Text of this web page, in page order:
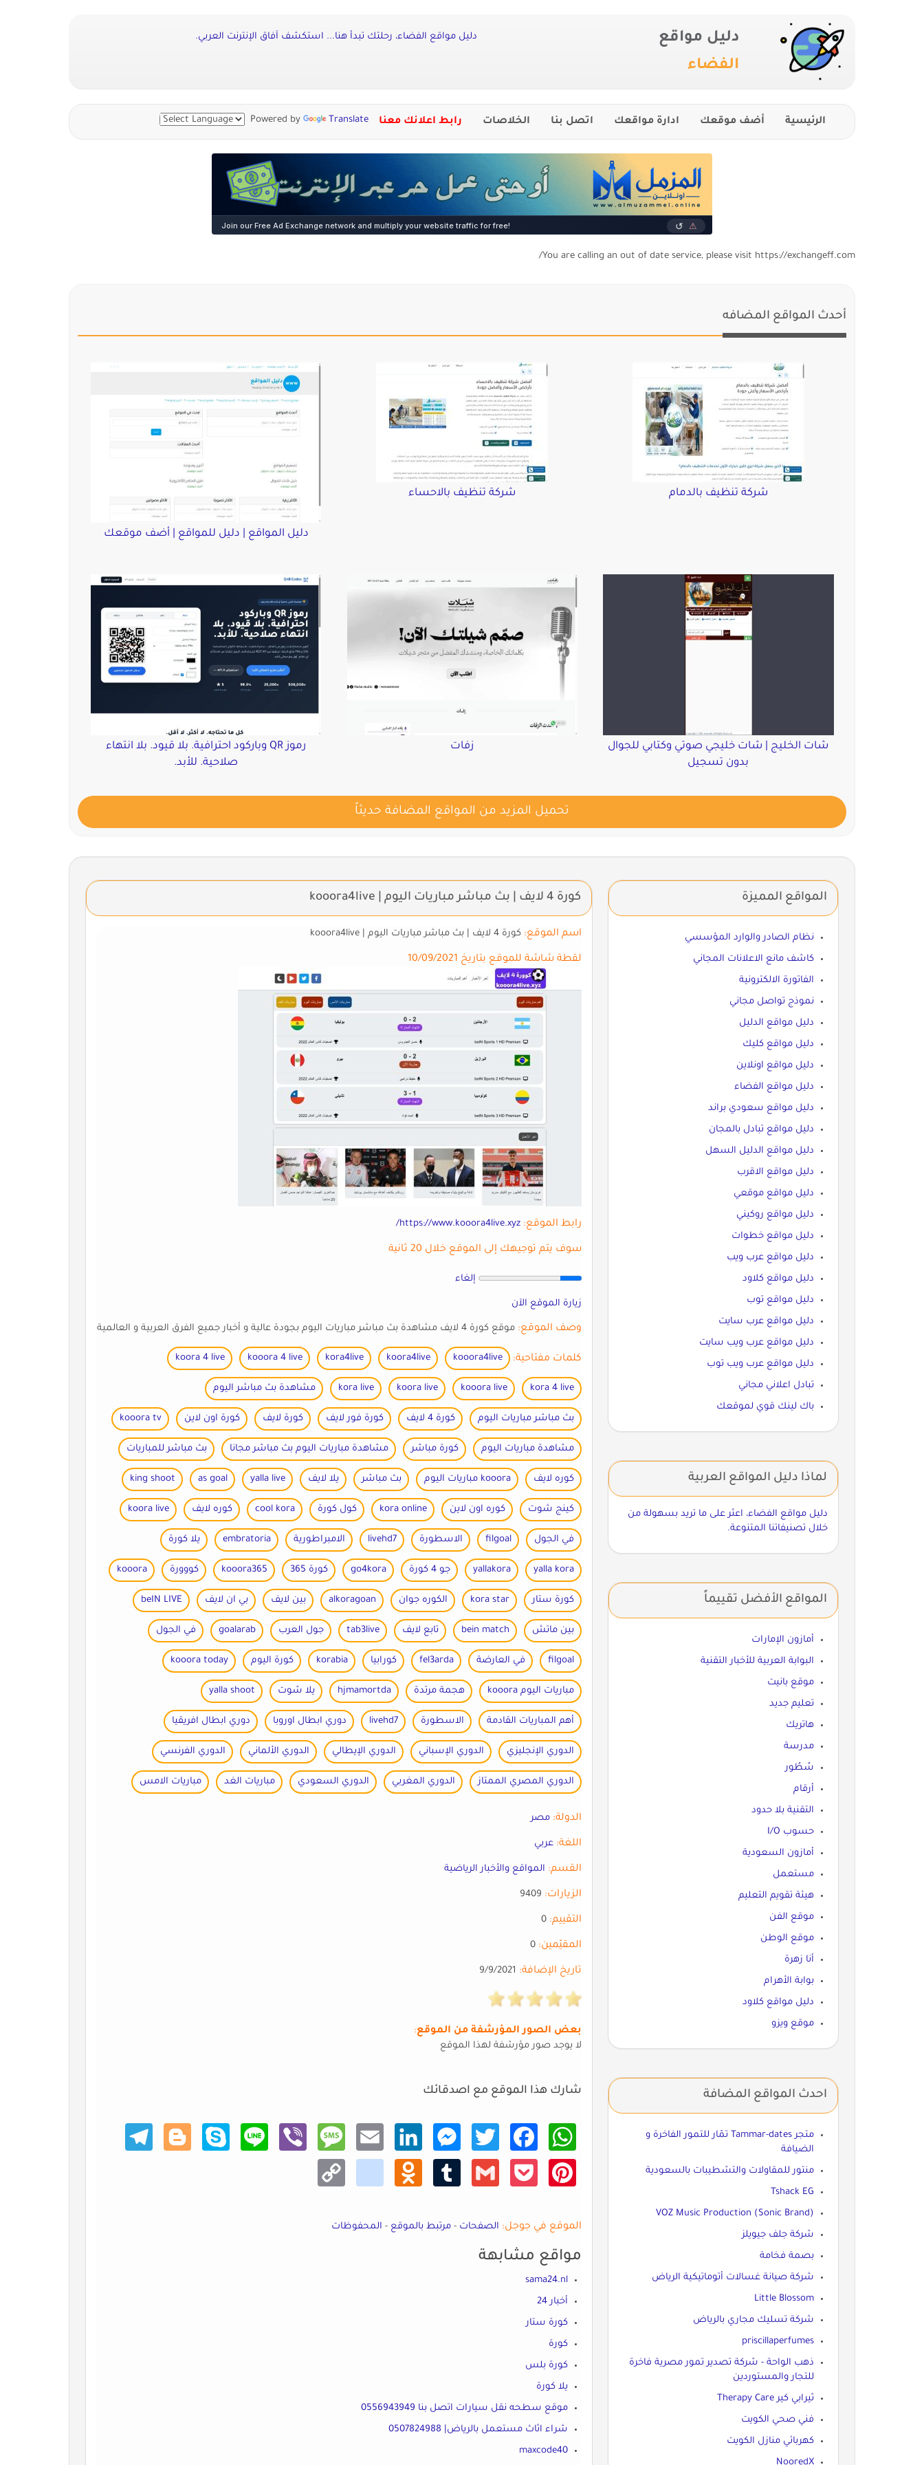
دليل مواقع
الفضاء
دليل مواقع الفضاء، رحلتك تبدأ هنا... استكشف آفاق الإنترنت العربي.
الرئيسية أضف موقعك ادارة مواقعك اتصل بنا الخلاصات رابط اعلانك معنا Powered by Translate
You are calling an out of date service, please visit https://exchangeff.com/
أحدث المواقع المضافه
شركة تنظيف بالدمام شركة تنظيف بالاحساء
دليل المواقع | دليل للمواقع | أضف موقعك
شات الخليج | شات خليجي صوتي وكتابي للجوال
بدون تسجيل
زفات
رموز QR وباركود احترافية. بلا قيود. بلا انتهاء
صلاحية. للأبد.
تحميل المزيد من المواقع المضافة حديثاً
كورة 4 لايف | بث مباشر مباريات اليوم | kooora4live
اسم الموقع: كورة 4 لايف | بث مباشر مباريات اليوم | kooora4live
لقطة شاشة للموقع بتاريخ 10/09/2021
رابط الموقع: https://www.kooora4live.xyz/
سوف يتم توجيهك إلى الموقع خلال 20 ثانية
إلغاء
زيارة الموقع الآن
وصف الموقع: موقع كورة 4 لايف مشاهدة بث مباشر مباريات اليوم بجودة عالية و أخبار جميع الفرق العربية و العالمية
كلمات مفتاحية: kooora4live
koora4live
kora4live
kooora 4 live
koora 4 live
kora 4 live
kooora live
koora live
kora live مشاهدة بث مباشر اليوم
بث مباشر مباريات اليوم كورة 4 لايف كورة فور لايف كورة لايف كورة اون لاين kooora tv
مشاهدة مباريات اليوم كورة مباشر مشاهدة مباريات اليوم بث مباشر مجانا بث مباشر للمباريات
كوره لايف kooora مباريات اليوم بث مباشر يلا لايف yalla live
as goal
king shoot
كينج شوت كوره اون لاين kora online كول كورة cool kora كوره لايف koora live
في الجول filgoal الاسطورة livehd7 الامبراطورية embratoria يلا كورة
yalla kora
yallakora جو 4 كورة go4kora كورة 365 kooora365 كووورة kooora
كورة ستار kora star الكوره جوان alkoragoan بين لايف بي ان لايف beIN LIVE
بين ماتش bein match تابع لايف tab3live جول العرب goalarab في الجول
filgoal في العارضة fel3arda كورابيا korabia كورة اليوم kooora today
مباريات اليوم kooora هجمة مرتدة hjmamortda يلا شوت yalla shoot
أهم المباريات القادمة الاسطورة livehd7 دوري ابطال اوروبا دوري ابطال افريقيا
الدوري الإنجليزي الدوري الإسباني الدوري الإيطالي الدوري الألماني الدوري الفرنسي
الدوري المصري الممتاز الدوري المغربي الدوري السعودي مباريات الغد مباريات الامس
الدولة: مصر
اللغة: عربي
القسم: المواقع والأخبار الرياضية
الزيارات:
التقييم:
المقيّمين:
تاريخ الإضافة:
بعض الصور المؤرشفة من الموقع:
لا يوجد صور مؤرشفة لهذا الموقع
شارك هذا الموقع مع اصدقائك
What
sApp
Faceb
ook
Twitt
er
Mess
enger
Linke
dIn
Email
Mess
age
Viber
Line
Skype
Blogg
er
Teleg
ram
Pinte
rest
Pocke
Gmail
Tumb
Odno
klass
niki
Copy
Link
الموقع في جوجل: الصفحات - مرتبط بالموقع - المحفوظات
مواقع مشابهة
sama24.nl
أخبار 24
كورة ستار
كورة
كورة بلس
يلا كورة
موقع سطحه نقل سيارات اتصل بنا 0556943949
شراء اثاث مستعمل بالرياض| 0507824988
maxcode40
المواقع المميزة
نظام الصادر والوارد المؤسسي
كاشف مانع الاعلانات المجاني
الفاتورة الالكترونية
نموذج تواصل مجاني
دليل مواقع الدليل
دليل مواقع كليك
دليل مواقع اونلاين
دليل مواقع الفضاء
دليل مواقع سعودي براند
دليل مواقع تبادل بالمجان
دليل مواقع الدليل السهل
دليل مواقع الاقرب
دليل مواقع موقعي
دليل مواقع روكيني
دليل مواقع خطوات
دليل مواقع عرب ويب
دليل مواقع كلاود
دليل مواقع توب
دليل مواقع عرب سايت
دليل مواقع عرب ويب سايت
دليل مواقع عرب ويب توب
تبادل اعلاني مجاني
باك لينك قوي لموقعك
لماذا دليل المواقع العربية
دليل مواقع الفضاء، اعثر على ما تريد بسهولة من
خلال تصنيفاتنا المتنوعة.
المواقع الأفضل تقييماً
أمازون الإمارات
البوابة العربية للأخبار التقنية
موقع بانيت
تعليم جديد
هاتريك
مدرسة
سُطُور
أرقام
التقنية بلا حدود
حسوب I/O
أمازون السعودية
مستعمل
هيئة تقويم التعليم
موقع الفن
موقع الوطن
أنا زهرة
بوابة الأهرام
دليل مواقع كلاود
موقع ويزو
احدث المواقع المضافة
متجر Tammar-dates تمّار للتمور الفاخرة و
الضيافة
منتور للمقاولات والتشطيبات بالسعودية
Tshack EG
VOZ Music Production (Sonic Brand)
شركة جلف جيويلز
بصمة فخامة
شركة صيانة غسالات أتوماتيكية الرياض
Little Blossom
شركة تسليك مجاري بالرياض
priscillaperfumes
ذهب الواحة - شركة تصدير تمور مصرية فاخرة
للتجار والمستوردين
ثيرابي كير Therapy Care
فني صحي الكويت
كهربائي منازل الكويت
NooredX